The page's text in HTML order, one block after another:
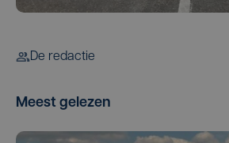
De redactie
Meest gelezen